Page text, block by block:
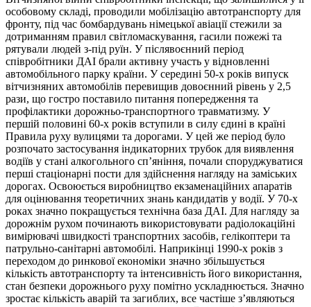
особовому складі, проводили мобілізацію автотранспорту для
фронту, під час бомбардувань німецької авіації стежили за
дотриманням правил світломаскування, гасили пожежі та
рятували людей з-під руїн. У післявоєнний період
співробітники ДАІ брали активну участь у відновленні
автомобільного парку країни. У середині 50-х років випуск
вітчизняних автомобілів перевищив довоєнний рівень у 2,5
рази, що гостро поставило питання попередження та
профілактики дорожньо-транспортного травматизму. У
першій половині 60-х років вступили в силу єдині в країні
Правила руху вулицями та дорогами. У цей же період було
розпочато застосування індикаторних трубок для виявлення
водіїв у стані алкогольного сп’яніння, почали споруджуватися
перші стаціонарні пости для здійснення нагляду на заміських
дорогах. Освоюється виробництво екзаменаційних апаратів
для оцінювання теоретичних знань кандидатів у водії. У 70-х
роках значно покращується технічна база ДАІ. Для нагляду за
дорожнім рухом починають використовувати радіолокаційні
вимірювачі швидкості транспортних засобів, гелікоптери та
патрульно-санітарні автомобілі. Наприкінці 1990-х років з
переходом до ринкової економіки значно збільшується
кількість автотранспорту та інтенсивність його використання,
стан безпеки дорожнього руху помітно ускладнюється. Значно
зростає кількість аварій та загиблих, все частіше з’являються